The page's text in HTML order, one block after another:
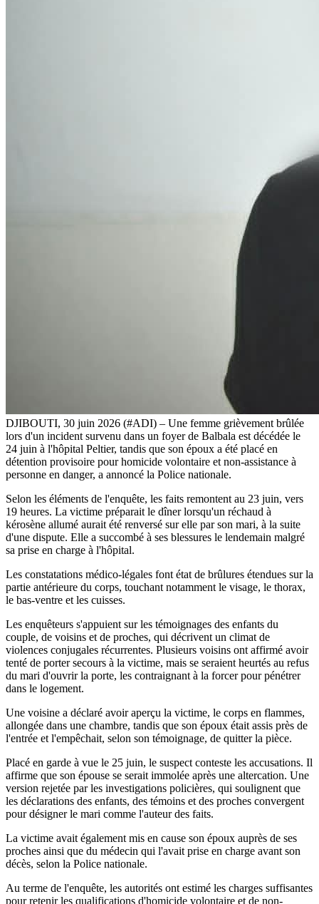
DJIBOUTI, 30 juin 2026 (#ADI) – Une femme grièvement brûlée
lors d'un incident survenu dans un foyer de Balbala est décédée le
24 juin à l'hôpital Peltier, tandis que son époux a été placé en
détention provisoire pour homicide volontaire et non-assistance à
personne en danger, a annoncé la Police nationale.
Selon les éléments de l'enquête, les faits remontent au 23 juin, vers
19 heures. La victime préparait le dîner lorsqu'un réchaud à
kérosène allumé aurait été renversé sur elle par son mari, à la suite
d'une dispute. Elle a succombé à ses blessures le lendemain malgré
sa prise en charge à l'hôpital.
Les constatations médico-légales font état de brûlures étendues sur la
partie antérieure du corps, touchant notamment le visage, le thorax,
le bas-ventre et les cuisses.
Les enquêteurs s'appuient sur les témoignages des enfants du
couple, de voisins et de proches, qui décrivent un climat de
violences conjugales récurrentes. Plusieurs voisins ont affirmé avoir
tenté de porter secours à la victime, mais se seraient heurtés au refus
du mari d'ouvrir la porte, les contraignant à la forcer pour pénétrer
dans le logement.
Une voisine a déclaré avoir aperçu la victime, le corps en flammes,
allongée dans une chambre, tandis que son époux était assis près de
l'entrée et l'empêchait, selon son témoignage, de quitter la pièce.
Placé en garde à vue le 25 juin, le suspect conteste les accusations. Il
affirme que son épouse se serait immolée après une altercation. Une
version rejetée par les investigations policières, qui soulignent que
les déclarations des enfants, des témoins et des proches convergent
pour désigner le mari comme l'auteur des faits.
La victime avait également mis en cause son époux auprès de ses
proches ainsi que du médecin qui l'avait prise en charge avant son
décès, selon la Police nationale.
Au terme de l'enquête, les autorités ont estimé les charges suffisantes
pour retenir les qualifications d'homicide volontaire et de non-